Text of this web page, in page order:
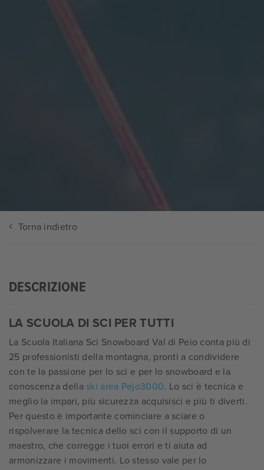
Torna indietro
DESCRIZIONE
LA SCUOLA DI SCI PER TUTTI
La Scuola Italiana Sci Snowboard Val di Peio conta più di
25 professionisti della montagna, pronti a condividere
con te la passione per lo sci e per lo snowboard e la
conoscenza della ski area Pejo3000. Lo sci è tecnica e
meglio la impari, più sicurezza acquisisci e più ti diverti.
Per questo è importante cominciare a sciare o
rispolverare la tecnica dello sci con il supporto di un
maestro, che corregge i tuoi errori e ti aiuta ad
armonizzare i movimenti. Lo stesso vale per lo